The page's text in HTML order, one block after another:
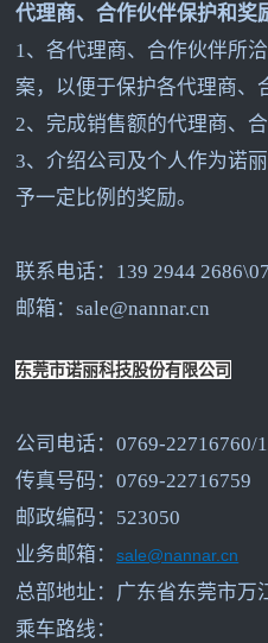
代理商、合作伙伴保护和奖
1、各代理商、合作伙伴所
案，以便于保护各代理商、
2、完成销售额的代理商、
3、介绍公司及个人作为诺
予一定比例的奖励。
联系电话：139 2944
邮箱：sale@nannar.cn
东莞市诺丽科技股份有限公司
公司电话：0769-22716760/
传真号码：0769-22716759
邮政编码：523050
业务邮箱：sale@nannar.cn
总部地址：广东省东莞市万
乘车路线：